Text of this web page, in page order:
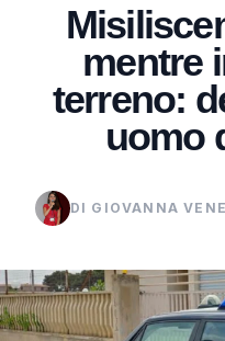
mentre
terreno:
uomo
DI GIOVANNA